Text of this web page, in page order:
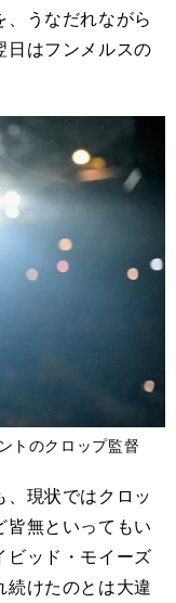
うなだれながら
日はフンメルスの
トのクロップ監督
現状ではクロッ
皆無といってもい
ビッド・モイーズ
続けたのとは大違